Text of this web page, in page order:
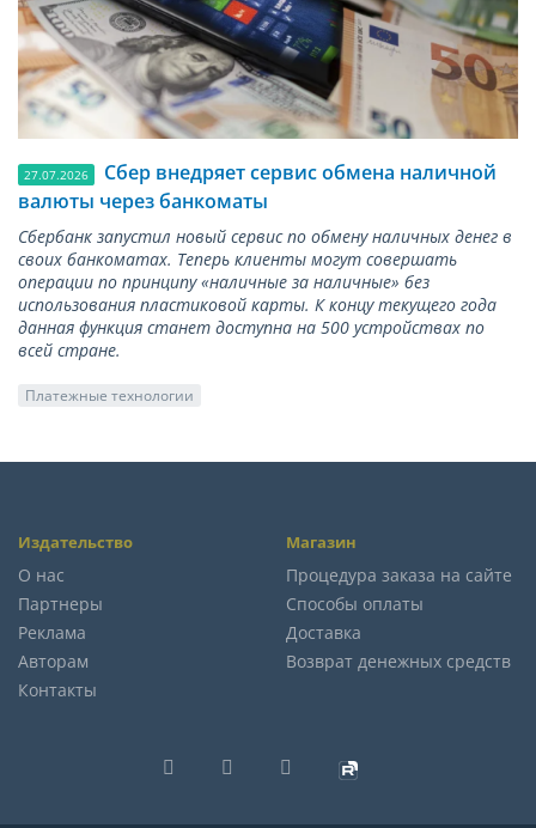
27.07.2026
Сбер внедряет сервис обмена наличной
валюты через банкоматы
Сбербанк запустил новый сервис по обмену наличных денег в
своих банкоматах. Теперь клиенты могут совершать
операции по принципу «наличные за наличные» без
использования пластиковой карты. К концу текущего года
данная функция станет доступна на 500 устройствах по
всей стране.
Платежные технологии
Издательство
О нас
Партнеры
Реклама
Авторам
Контакты
Магазин
Процедура заказа на сайте
Способы оплаты
Доставка
Возврат денежных средств